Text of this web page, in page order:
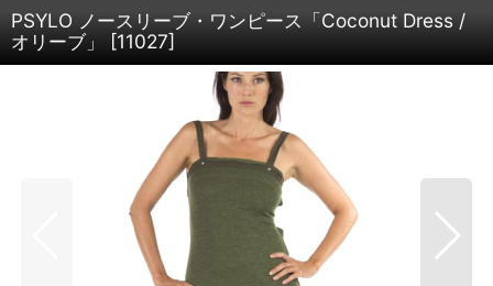
PSYLO ノースリーブ・ワンピース「Coconut Dress /
オリーブ」
[11027]